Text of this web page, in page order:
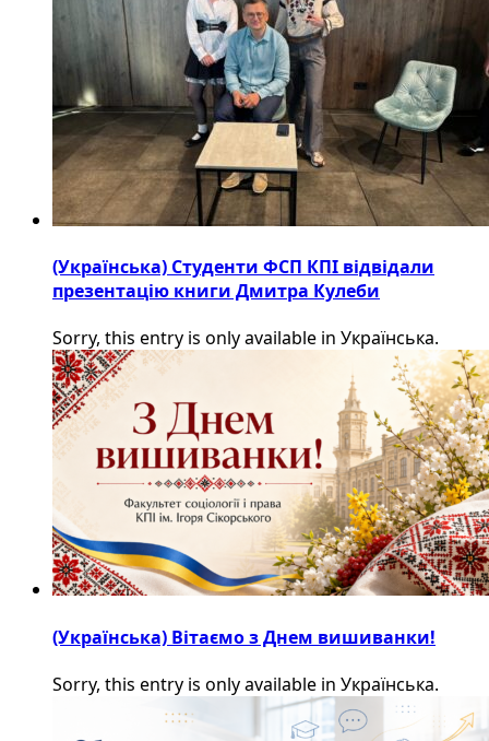
(Українська) Студенти ФСП КПІ відвідали
презентацію книги Дмитра Кулеби
Sorry, this entry is only available in Українська.
(Українська) Вітаємо з Днем вишиванки!
Sorry, this entry is only available in Українська.